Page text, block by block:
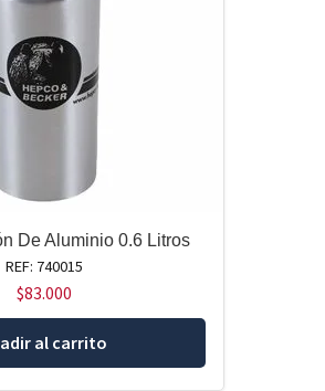
De Aluminio 0.6 Litros
REF: 740015
$83.000
al carrito